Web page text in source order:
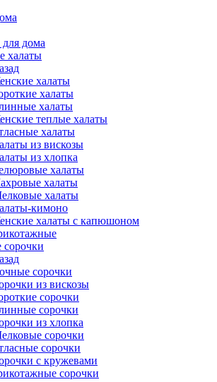
дома
халаты
халаты
халаты
халаты
теплые халаты
халаты
из вискозы
из хлопка
халаты
халаты
халаты
кимоно
халаты с капюшоном
сорочки
из вискозы
сорочки
сорочки
из хлопка
сорочки
сорочки
с кружевами
сорочки